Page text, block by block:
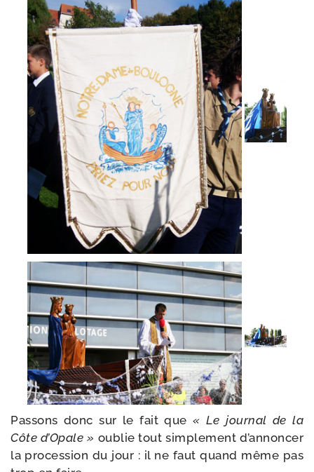
Passons donc sur le fait que « Le jour­nal de la
Côte d’Opale » oublie tout sim­ple­ment d’annoncer
la pro­ces­sion du jour : il ne faut quand même pas